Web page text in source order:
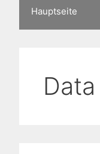
Hauptseite